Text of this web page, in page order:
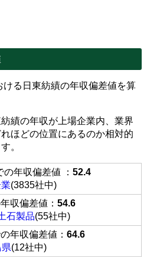
る日東紡績の年収偏差値を算
績の年収が上場企業内、業界
ほどの位置にあるのか相対的
。
の年収偏差値 ：52.4
業(3835社中)
収偏差値：54.6
石製品(55社中)
年収偏差値：64.6
(12社中)